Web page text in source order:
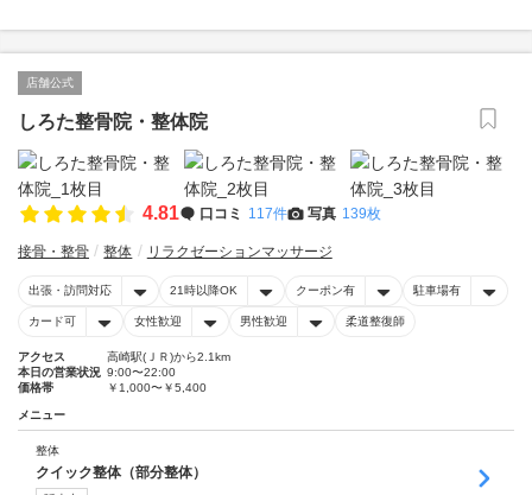
店舗公式
しろた整骨院・整体院
4.81 口コミ 117件 写真 139枚
接骨・整骨 整体 リラクゼーションマッサージ
出張・訪問対応 21時以降OK クーポン有 駐車場有
カード可 女性歓迎 男性歓迎 柔道整復師
アクセス
高崎駅(ＪＲ)から2.1km
本日の営業状況 9:00〜22:00
価格帯
￥1,000〜￥5,400
メニュー
整体
クイック整体（部分整体）